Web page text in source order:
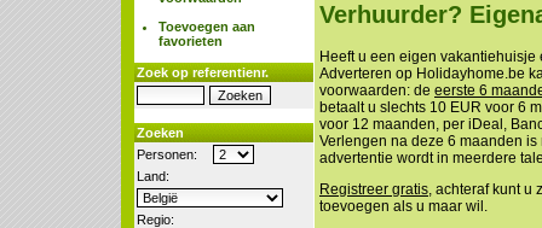
Toevoegen aan
favorieten
Zoek op referentienr.
Zoeken
Personen:
Land:
Regio:
Verhuurder?
Heeft u een eigen
Adverteren op Holidayhome.be
voorwaarden: de eerste 6
betaalt u slechts 10 EUR voor 6
voor 12 maanden, per iDeal,
Verlengen na deze 6 maanden is
advertentie wordt in meerdere
Registreer gratis, achteraf kunt u
toevoegen als u maar wil.